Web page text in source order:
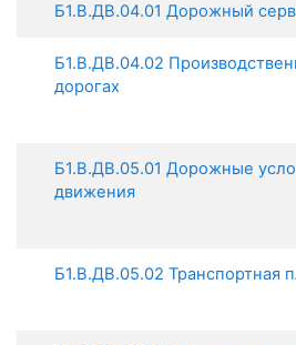
Б1.В.ДВ.04.01 Дорожный
Б1.В.ДВ.04.02
дорогах
Б1.В.ДВ.05.01 Дорожные
движения
Б1.В.ДВ.05.02 Транспортная